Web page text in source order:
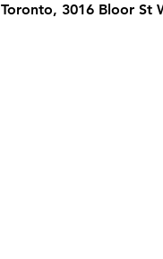
Toronto, 3016 Bloor St